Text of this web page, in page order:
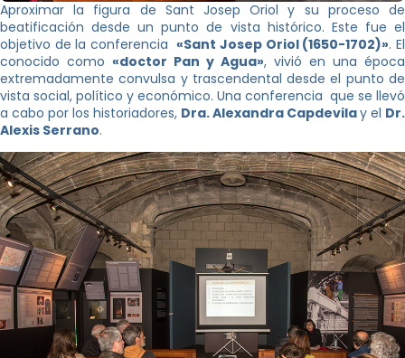
Aproximar la figura de Sant Josep Oriol y su proceso de
beatificación desde un punto de vista histórico. Este fue el
objetivo de la conferencia«Sant Josep Oriol (1650-1702)». El
conocido como «doctor Pan y Agua», vivió en una época
extremadamente convulsa y trascendental desde el punto de
vista social, político y económico. Una conferencia que se llevó
a cabo por los historiadores, Dra. Alexandra Capdevilay el Dr.
Alexis Serrano.